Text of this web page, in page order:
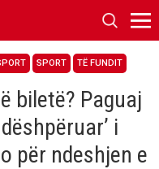
SPORT TË FUNDIT
biletë? Paguaj
i
për ndeshjen e